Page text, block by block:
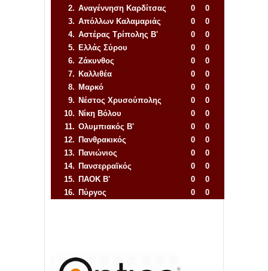
2. Αναγέννηση Καρδίτσας 0
0
3. Απόλλων Καλαμαριάς 0
0
4. Αστέρας Τρίπολης Β' 0
0
5. Ελλάς Σύρου 0
0
6. Ζάκυνθος 0
0
7. Καλλιθέα 0
0
8. Μαρκό 0
0
9. Νέστος Χρυσούπολης 0
0
10. Νίκη Βόλου 0
0
11. Ολυμπιακός Β' 0
0
12. Πανθρακικός 0
0
13. Πανιώνιος 0
0
14. Πανσερραϊκός 0
0
15. ΠΑΟΚ Β' 0
0
16. Πύργος 0
0